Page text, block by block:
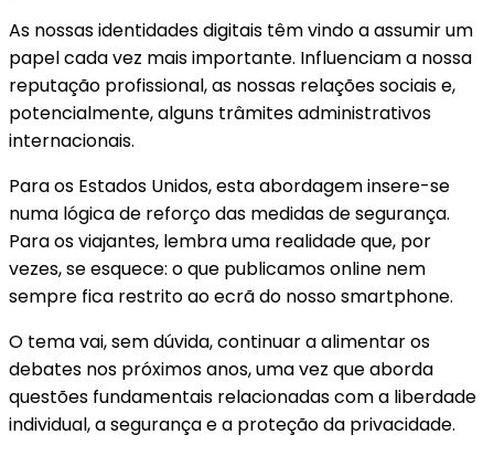
As nossas identidades digitais têm vindo a assumir um
papel cada vez mais importante. Influenciam a nossa
reputação profissional, as nossas relações sociais e,
potencialmente, alguns trâmites administrativos
internacionais.
Para os Estados Unidos, esta abordagem insere-se
numa lógica de reforço das medidas de segurança.
Para os viajantes, lembra uma realidade que, por
vezes, se esquece: o que publicamos online nem
sempre fica restrito ao ecrã do nosso smartphone.
O tema vai, sem dúvida, continuar a alimentar os
debates nos próximos anos, uma vez que aborda
questões fundamentais relacionadas com a liberdade
individual, a segurança e a proteção da privacidade.